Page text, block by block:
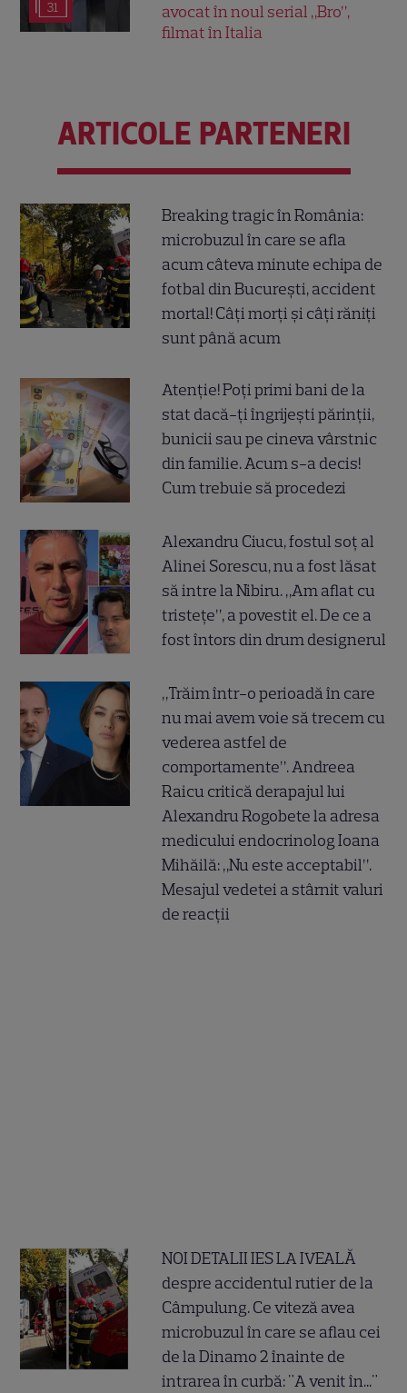
31
avocat în noul serial „Bro”,
filmat în Italia
ARTICOLE PARTENERI
Breaking tragic în România:
microbuzul în care se afla
acum câteva minute echipa de
fotbal din București, accident
mortal! Câți morți și câți răniți
sunt până acum
Atenție! Poți primi bani de la
stat dacă-ți îngrijești părinții,
bunicii sau pe cineva vârstnic
din familie. Acum s-a decis!
Cum trebuie să procedezi
Alexandru Ciucu, fostul soț al
Alinei Sorescu, nu a fost lăsat
să intre la Nibiru. „Am aflat cu
tristețe”, a povestit el. De ce a
fost întors din drum designerul
„Trăim într-o perioadă în care
nu mai avem voie să trecem cu
vederea astfel de
comportamente”. Andreea
Raicu critică derapajul lui
Alexandru Rogobete la adresa
medicului endocrinolog Ioana
Mihăilă: „Nu este acceptabil”.
Mesajul vedetei a stârnit valuri
de reacții
NOI DETALII IES LA IVEALĂ
despre accidentul rutier de la
Câmpulung. Ce viteză avea
microbuzul în care se aflau cei
de la Dinamo 2 înainte de
intrarea în curbă: "A venit în..."